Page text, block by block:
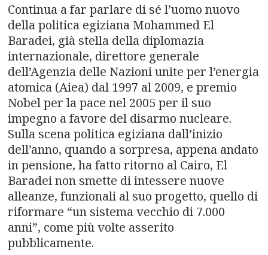
a
v
i
g
a
t
i
o
n
Continua a far parlare di sé l’uomo nuovo
della politica egiziana Mohammed El
Baradei, già stella della diplomazia
internazionale, direttore generale
dell’Agenzia delle Nazioni unite per l’energia
atomica (Aiea) dal 1997 al 2009, e premio
Nobel per la pace nel 2005 per il suo
impegno a favore del disarmo nucleare.
Sulla scena politica egiziana dall’inizio
dell’anno, quando a sorpresa, appena andato
in pensione, ha fatto ritorno al Cairo, El
Baradei non smette di intessere nuove
alleanze, funzionali al suo progetto, quello di
riformare “un sistema vecchio di 7.000
anni”, come più volte asserito
pubblicamente.